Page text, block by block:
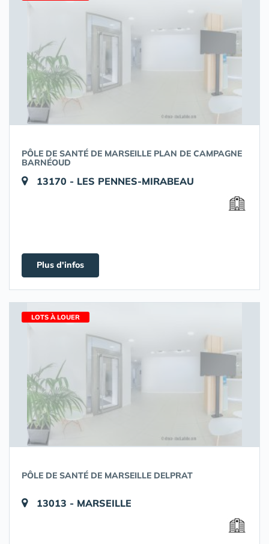
PÔLE DE SANTÉ DE MARSEILLE PLAN DE CAMPAGNE
BARNÉOUD
13170 - LES PENNES-MIRABEAU
Plus d'infos
LOTS À LOUER
PÔLE DE SANTÉ DE MARSEILLE DELPRAT
13013 - MARSEILLE